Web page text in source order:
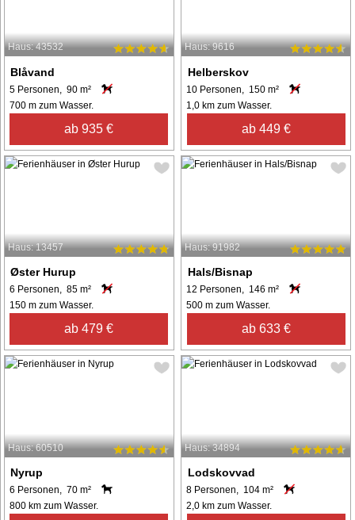
Haus: 43532
Blåvand
5 Personen, 90 m²
700 m zum Wasser.
ab 935 €
Haus: 9616
Helberskov
10 Personen, 150 m²
1,0 km zum Wasser.
ab 449 €
Haus: 13457
Øster Hurup
6 Personen, 85 m²
150 m zum Wasser.
ab 479 €
Haus: 91982
Hals/Bisnap
12 Personen, 146 m²
500 m zum Wasser.
ab 633 €
Haus: 60510
Nyrup
6 Personen, 70 m²
800 km zum Wasser.
Haus: 34894
Lodskovvad
8 Personen, 104 m²
2,0 km zum Wasser.